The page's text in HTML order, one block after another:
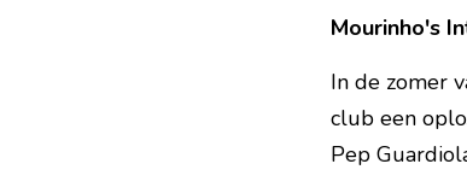
Mourinho's
In de zomer
club een
Pep